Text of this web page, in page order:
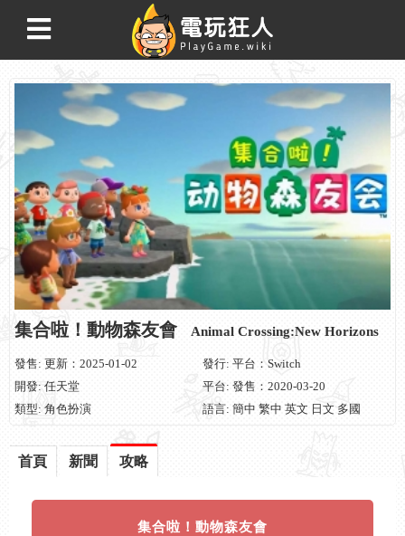
集合啦！動物森友會 Animal Crossing:New Horizons
發售: 更新：2025-01-02
發行: 平台：Switch
開發: 任天堂
平台: 發售：2020-03-20
類型: 角色扮演
語言: 簡中 繁中 英文 日文 多國
首頁 新聞 攻略
集合啦！動物森友會